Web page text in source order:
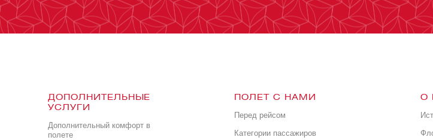
ДОПОЛНИТЕЛЬНЫЕ
УСЛУГИ
Дополнительный комфорт в
полете
ПОЛЕТ С НАМИ
Перед рейсом
Категории пассажиров
О